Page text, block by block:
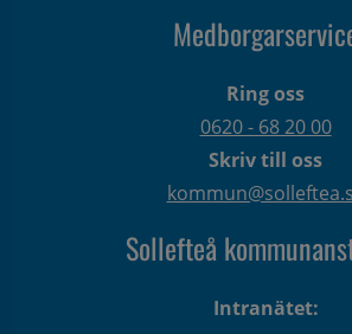
Ring oss
0620 - 68 20 00
Skriv till oss
Sollefteå
Intranätet: